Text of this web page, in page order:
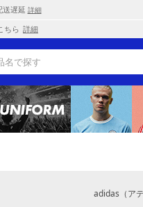
送遅延 詳細
ちら 詳細
adidas （ア